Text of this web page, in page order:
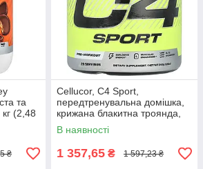
та
(2,48
₴
Cellucor, C4 Sport,
передтренувальна домішка,
крижана блакитна троянда,
244 г (8,6 унції) Київ, Київ
В наявності
1 357,65 ₴ 1 597,23 ₴